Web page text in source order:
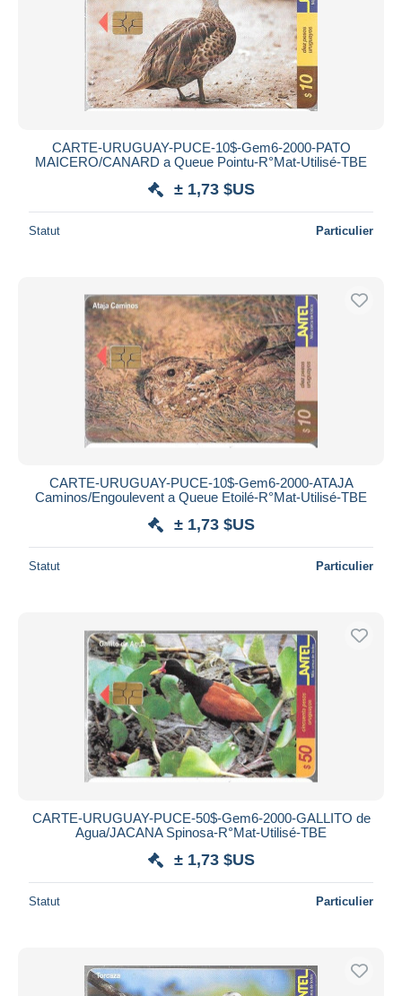
CARTE-URUGUAY-PUCE-10$-Gem6-2000-PATO
MAICERO/CANARD a Queue Pointu-R°Mat-Utilisé-TBE
± 1,73 $US
Statut Particulier
CARTE-URUGUAY-PUCE-10$-Gem6-2000-ATAJA
Caminos/Engoulevent a Queue Etoilé-R°Mat-Utilisé-TBE
± 1,73 $US
Statut Particulier
CARTE-URUGUAY-PUCE-50$-Gem6-2000-GALLITO de
Agua/JACANA Spinosa-R°Mat-Utilisé-TBE
± 1,73 $US
Statut Particulier